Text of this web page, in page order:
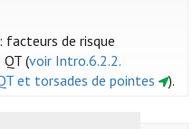
facteurs de risque
(voir Intro.6.2.2.
et torsades de pointes
).